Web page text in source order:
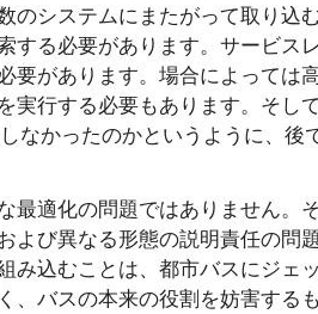
のシステムにまたがって取り込
する必要があります。サービス
要があります。場合によっては
実行する必要もあります。そし
なかったのかというように、
最適化の問題ではありません。
よび異なる形態の説明責任の問
み込むことは、都市バスにジェ
バスの本来の役割を妨害する